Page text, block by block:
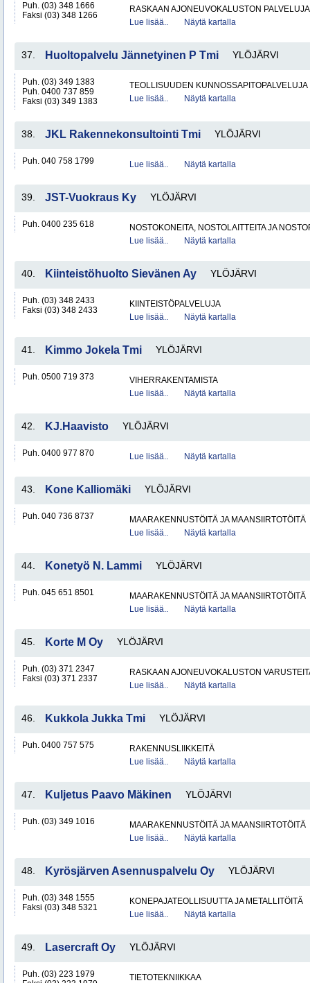
Puh. (03) 348 1666
Faksi (03) 348 1266
RASKAAN AJONEUVOKALUSTON
Lue lisää..
Näytä kartalla
37. Huoltopalvelu Jännetyinen P Tmi YLÖJÄRVI
Puh. (03) 349 1383
Puh. 0400 737 859
Faksi (03) 349 1383
TEOLLISUUDEN KUNNOSSAPITOPALVELUJA
Lue lisää..
Näytä kartalla
38. JKL Rakennekonsultointi Tmi YLÖJÄRVI
Puh. 040 758 1799 Lue lisää.. Näytä kartalla
39. JST-Vuokraus Ky YLÖJÄRVI
Puh. 0400 235 618
NOSTOKONEITA, NOSTOLAITTEITA JA
Lue lisää..
Näytä kartalla
40. Kiinteistöhuolto Sievänen Ay YLÖJÄRVI
Puh. (03) 348 2433
Faksi (03) 348 2433
KIINTEISTÖPALVELUJA
Lue lisää..
Näytä kartalla
41. Kimmo Jokela Tmi YLÖJÄRVI
Puh. 0500 719 373
VIHERRAKENTAMISTA
Lue lisää..
Näytä kartalla
42. KJ.Haavisto YLÖJÄRVI
Puh. 0400 977 870 Lue lisää.. Näytä kartalla
43. Kone Kalliomäki YLÖJÄRVI
Puh. 040 736 8737
MAARAKENNUSTÖITÄ JA MAANSIIRTOTÖITÄ
Lue lisää..
Näytä kartalla
44. Konetyö N. Lammi YLÖJÄRVI
Puh. 045 651 8501
MAARAKENNUSTÖITÄ JA MAANSIIRTOTÖITÄ
Lue lisää..
Näytä kartalla
45. Korte M Oy YLÖJÄRVI
Puh. (03) 371 2347
Faksi (03) 371 2337
RASKAAN AJONEUVOKALUSTON
Lue lisää..
Näytä kartalla
46. Kukkola Jukka Tmi YLÖJÄRVI
Puh. 0400 757 575
RAKENNUSLIIKKEITÄ
Lue lisää..
Näytä kartalla
47. Kuljetus Paavo Mäkinen YLÖJÄRVI
Puh. (03) 349 1016
MAARAKENNUSTÖITÄ JA MAANSIIRTOTÖITÄ
Lue lisää..
Näytä kartalla
48. Kyrösjärven Asennuspalvelu Oy YLÖJÄRVI
Puh. (03) 348 1555
Faksi (03) 348 5321
KONEPAJATEOLLISUUTTA JA METALLITÖITÄ
Lue lisää..
Näytä kartalla
49. Lasercraft Oy YLÖJÄRVI
Puh. (03) 223 1979
TIETOTEKNIIKKAA